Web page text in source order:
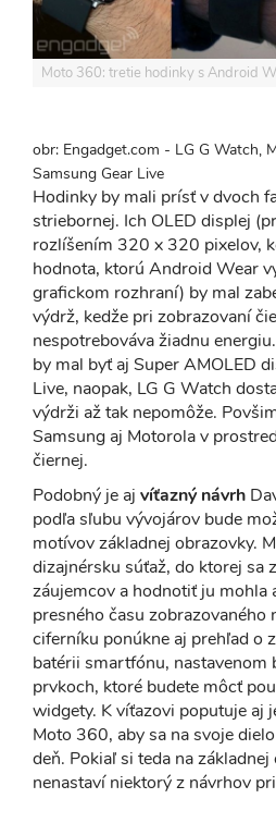
Moto 360: tretie hodinky s Android
obr: Engadget.com - LG G Watch,
Samsung Gear Live
Hodinky by mali prísť v dvoch
striebornej. Ich OLED displej
rozlíšením 320 x 320 pixelov,
hodnota, ktorú Android Wear
grafickom rozhraní) by mal
výdrž, kedže pri zobrazovaní
nespotrebováva žiadnu
by mal byť aj Super AMOLED
Live, naopak, LG G Watch
výdrži až tak nepomôže.
Samsung aj Motorola v
čiernej.
Podobný je aj víťazný návrh
podľa sľubu vývojárov bude
motívov základnej obrazovky.
dizajnérsku súťaž, do ktorej sa
záujemcov a hodnotiť ju mohla
presného času zobrazovaného
ciferníku ponúkne aj prehľad o
batérii smartfónu, nastavenom
prvkoch, ktoré budete môcť
widgety. K víťazovi poputuje aj
Moto 360, aby sa na svoje
deň. Pokiaľ si teda na
nenastaví niektorý z návrhov